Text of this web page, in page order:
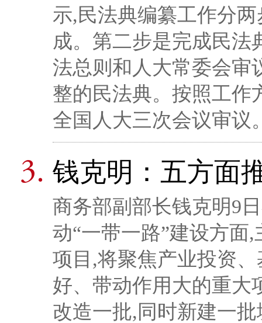
示,民法典编纂工作分
成。第二步是完成民法
法总则和人大常委会审
整的民法典。按照工作
全国人大三次会议审议
钱克明：五方面
商务部副部长钱克明9
动“一带一路”建设方面
项目,将聚焦产业投资
好、带动作用大的重大
改造一批,同时新建一